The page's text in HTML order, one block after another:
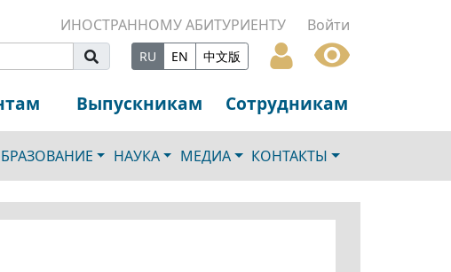
ИНОСТРАННОМУ АБИТУРИЕНТУ Войти
RU EN 中文版
Выпускникам Сотрудникам
НАУКА МЕДИА КОНТАКТЫ